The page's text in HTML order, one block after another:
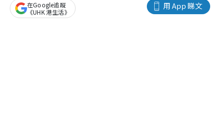
用 App 睇文
在Google追蹤
《UHK 港生活》